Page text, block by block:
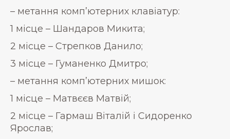
– метання комп’ютерних клавіатур:
1 місце – Шандаров Микита;
2 місце – Стрепков Данило;
3 місце – Гуманенко Дмитро;
– метання комп’ютерних мишок:
1 місце – Матвєєв Матвій;
2 місце – Гармаш Віталій і Сидоренко
Ярослав;